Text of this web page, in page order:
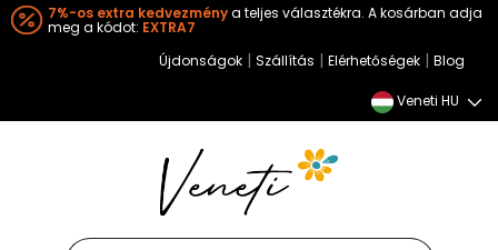
7%-os extra kedvezménya teljes választékra. A kosárban adja
meg a kódot: EXTRA7
Újdonságok | Szállítás | Elérhetőségek | Blog
Veneti HU